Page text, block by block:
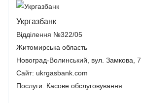
Укргазбанк
Відділення №322/05
Житомирська область
Новоград-Волинський, вул. Замкова, 7
Сайт: ukrgasbank.com
Послуги: Касове обслуговування